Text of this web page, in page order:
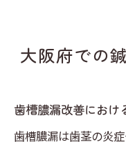
大阪府での
歯槽膿漏改善におけ
歯槽膿漏は歯茎の炎